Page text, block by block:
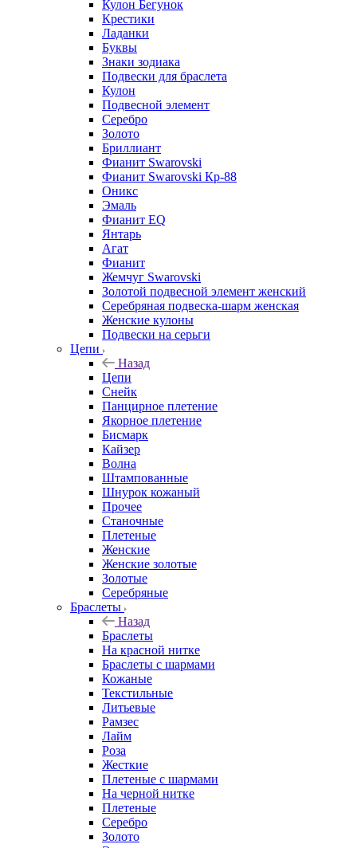
Кулон Бегунок
Крестики
Ладанки
Буквы
Знаки зодиака
Подвески для браслета
Кулон
Подвесной элемент
Серебро
Золото
Бриллиант
Фианит Swarovski
Фианит Swarovski Кр-88
Оникс
Эмаль
Фианит EQ
Янтарь
Агат
Фианит
Жемчуг Swarovski
Золотой подвесной элемент женcкий
Серебряная подвеска-шарм женская
Женские кулоны
Подвески на серьги
Цепи
Назад
Цепи
Снейк
Панцирное плетение
Якорное плетение
Бисмарк
Кайзер
Волна
Штампованные
Шнурок кожаный
Прочее
Станочные
Плетеные
Женские
Женские золотые
Золотые
Серебряные
Браслеты
Назад
Браслеты
На красной нитке
Браслеты с шармами
Кожаные
Текстильные
Литьевые
Рамзес
Лайм
Роза
Жесткие
Плетеные с шармами
На черной нитке
Плетеные
Серебро
Золото